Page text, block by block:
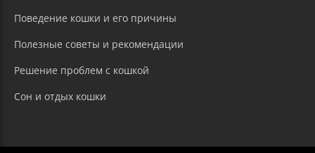
Поведение кошки и его причины
Полезные советы и рекомендации
Решение проблем с кошкой
Сон и отдых кошки